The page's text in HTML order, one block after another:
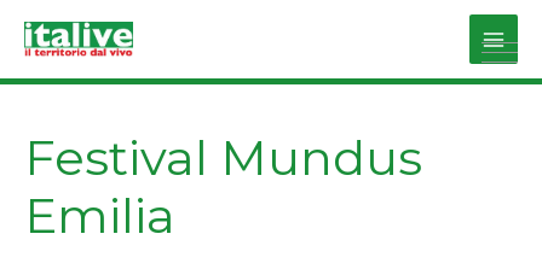
Main
Festival Mundus
Emilia